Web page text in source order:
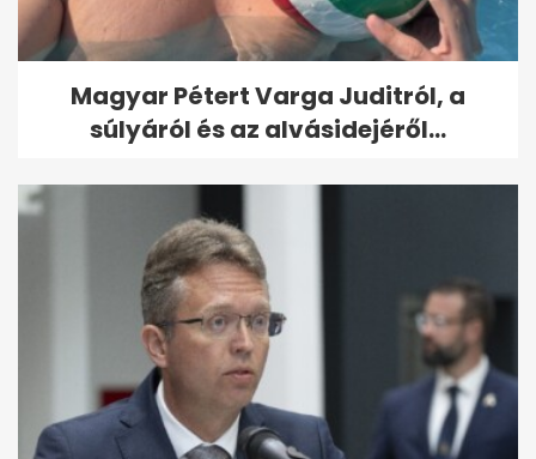
Magyar Pétert Varga Juditról, a
súlyáról és az alvásidejéről...